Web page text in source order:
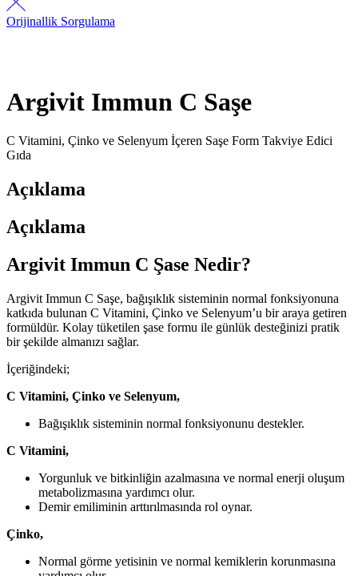
Orijinallik Sorgulama
Argivit Immun C Saşe
C Vitamini, Çinko ve Selenyum İçeren Saşe Form Takviye Edici
Gıda
Açıklama
Açıklama
Argivit Immun C Şase Nedir?
Argivit Immun C Saşe, bağışıklık sisteminin normal fonksiyonuna
katkıda bulunan C Vitamini, Çinko ve Selenyum’u bir araya getiren
formüldür. Kolay tüketilen şase formu ile günlük desteğinizi pratik
bir şekilde almanızı sağlar.
İçeriğindeki;
C Vitamini, Çinko ve Selenyum,
Bağışıklık sisteminin normal fonksiyonunu destekler.
C Vitamini,
Yorgunluk ve bitkinliğin azalmasına ve normal enerji oluşum
metabolizmasına yardımcı olur.
Demir emiliminin arttırılmasında rol oynar.
Çinko,
Normal görme yetisinin ve normal kemiklerin korunmasına